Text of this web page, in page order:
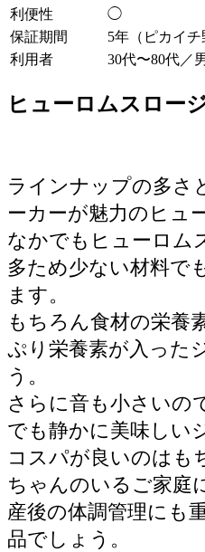
利便性
◯
保証期間
5年（ピカイチ
利用者
30代〜80代／
ヒューロムスロー
ラインナップの多さ
ーカーが魅力のヒュ
なかでもヒューロム
多ため少ない材料で
ます。
もちろん食材の栄養
ぷり栄養素が入った
う。
さらに音も小さいの
でも静かに美味しい
コスパが良いのはも
ちゃんのいるご家庭
産後の体調管理にも
品でしょう。